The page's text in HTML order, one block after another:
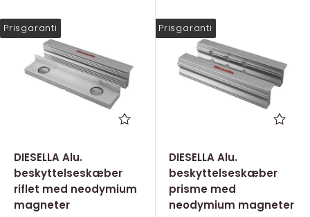
Prisgaranti
DIESELLA Alu.
beskyttelseskæber
riflet med neodymium
magneter
Prisgaranti
DIESELLA Alu.
beskyttelseskæber
prisme med
neodymium magneter